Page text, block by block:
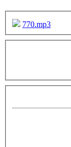
770.mp3